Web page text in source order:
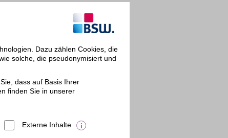
Dazu zählen Cookies, die
solche, die pseudonymisiert und
dass auf Basis Ihrer
finden Sie in unserer
Externe Inhalte